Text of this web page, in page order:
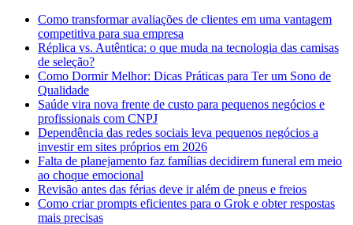
Como transformar avaliações de clientes em uma vantagem
competitiva para sua empresa
Réplica vs. Autêntica: o que muda na tecnologia das camisas
de seleção?
Como Dormir Melhor: Dicas Práticas para Ter um Sono de
Qualidade
Saúde vira nova frente de custo para pequenos negócios e
profissionais com CNPJ
Dependência das redes sociais leva pequenos negócios a
investir em sites próprios em 2026
Falta de planejamento faz famílias decidirem funeral em meio
ao choque emocional
Revisão antes das férias deve ir além de pneus e freios
Como criar prompts eficientes para o Grok e obter respostas
mais precisas